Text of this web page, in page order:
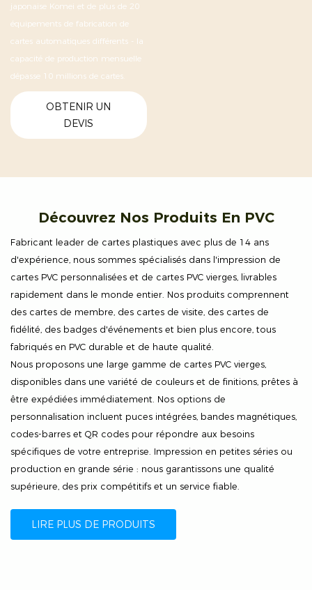
japonaise Komei et de plus de 20
équipements de fabrication de
cartes automatiques différents - la
capacité de production mensuelle
dépasse 10 millions de cartes.
OBTENIR UN
DEVIS
Découvrez Nos Produits En PVC
Fabricant leader de cartes plastiques avec plus de 14 ans
d'expérience, nous sommes spécialisés dans l'impression de
cartes PVC personnalisées et de cartes PVC vierges, livrables
rapidement dans le monde entier. Nos produits comprennent
des cartes de membre, des cartes de visite, des cartes de
fidélité, des badges d'événements et bien plus encore, tous
fabriqués en PVC durable et de haute qualité.
Nous proposons une large gamme de cartes PVC vierges,
disponibles dans une variété de couleurs et de finitions, prêtes à
être expédiées immédiatement. Nos options de
personnalisation incluent puces intégrées, bandes magnétiques,
codes-barres et QR codes pour répondre aux besoins
spécifiques de votre entreprise. Impression en petites séries ou
production en grande série : nous garantissons une qualité
supérieure, des prix compétitifs et un service fiable.
LIRE PLUS DE PRODUITS